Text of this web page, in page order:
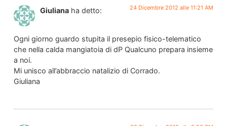
Giuliana ha detto: 24 Dicembre 2012 alle 11:21 AM
Ogni giorno guardo stupita il presepio fisico-telematico
che nella calda mangiatoia di dP Qualcuno prepara insieme
a noi.
Mi unisco all’abbraccio natalizio di Corrado.
Giuliana